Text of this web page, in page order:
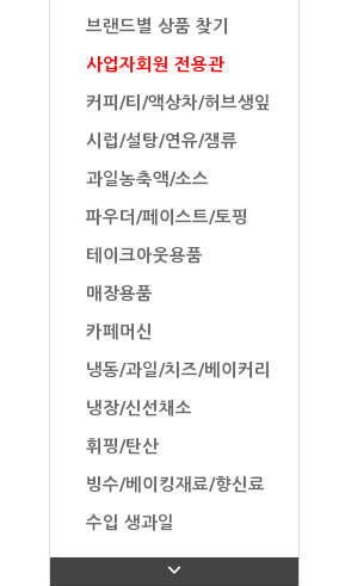
브랜드별 상품 찾기
사업자회원 전용관
커피/티/액상차/허브생잎
시럽/설탕/연유/잼류
과일농축액/소스
파우더/페이스트/토핑
테이크아웃용품
매장용품
카페머신
냉동/과일/치즈/베이커리
냉장/신선채소
휘핑/탄산
빙수/베이킹재료/향신료
수입 생과일
탄산수/음료/유제품/과자